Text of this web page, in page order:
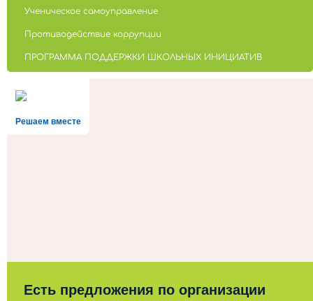
Ученическое самоуправление
Противодействие коррупции
ПРОГРАММА ПОДДЕРЖКИ ШКОЛЬНЫХ ИНИЦИАТИВ
Решаем вместе
Есть предложения по организации